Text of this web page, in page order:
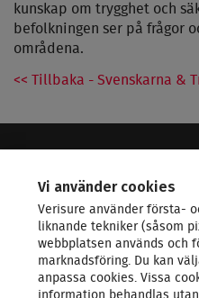
kunskap om trygghet och
befolkningen ser på frågor
områdena.
<< Tillbaka - Svenskarna &
KONTAKTA OSS
LARMSYSTEM
Vi använder cookies
Verisure använder första-
liknande tekniker (såsom
webbplatsen används och
marknadsföring. Du kan
anpassa cookies. Vissa
information behandlas